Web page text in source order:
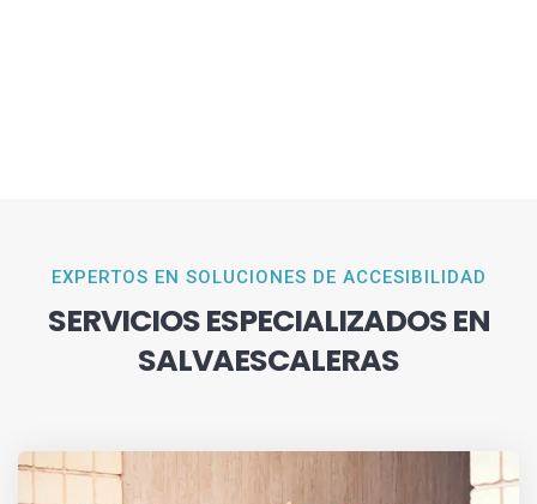
EXPERTOS EN SOLUCIONES DE ACCESIBILIDAD
SERVICIOS ESPECIALIZADOS EN
SALVAESCALERAS